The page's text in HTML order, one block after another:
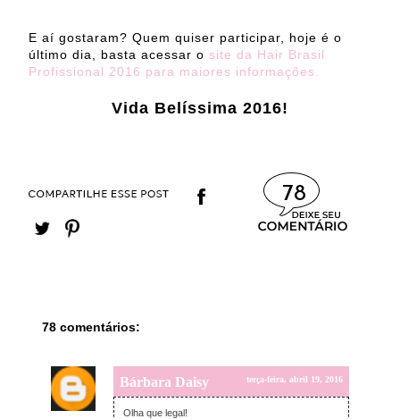
E aí gostaram? Quem quiser participar, hoje é o
último dia, basta acessar o site da Hair Brasil
Profissional 2016 para maiores informações.
Vida Belíssima 2016!
78
78 comentários:
Bárbara Daisy terça-feira, abril 19, 2016
Olha que legal!